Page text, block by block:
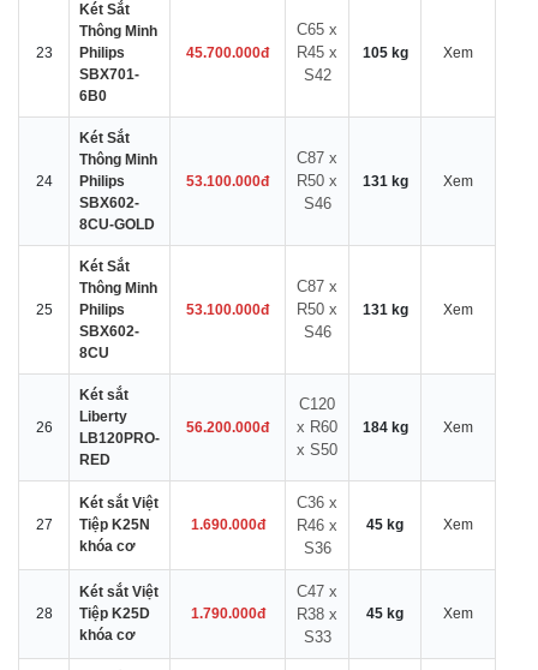
23
Két Sắt
Thông Minh
Philips
SBX701-
6B0
45.700.000đ
C65 x
R45 x
S42
105 kg Xem
24
Két Sắt
Thông Minh
Philips
SBX602-
8CU-GOLD
53.100.000đ
C87 x
R50 x
S46
131 kg Xem
25
Két Sắt
Thông Minh
Philips
SBX602-
8CU
53.100.000đ
C87 x
R50 x
S46
131 kg Xem
26
Két sắt
Liberty
LB120PRO-
RED
56.200.000đ
C120
x R60
x S50
184 kg Xem
27
Két sắt Việt
Tiệp K25N
khóa cơ
1.690.000đ
C36 x
R46 x
S36
45 kg Xem
28
Két sắt Việt
Tiệp K25D
khóa cơ
1.790.000đ
C47 x
R38 x
S33
45 kg Xem